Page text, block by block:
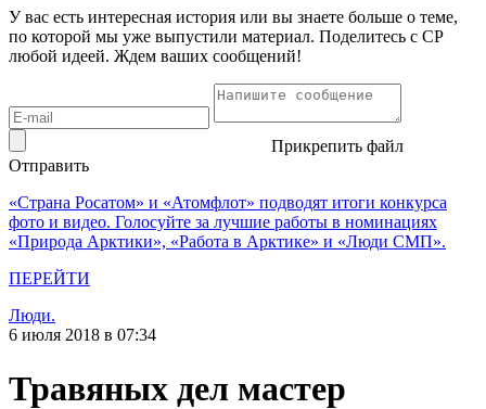
У вас есть интересная история или вы знаете больше о теме,
по которой мы уже выпустили материал. Поделитесь с СР
любой идеей. Ждем ваших сообщений!
Прикрепить файл
Отправить
«Страна Росатом» и «Атомфлот» подводят итоги конкурса
фото и видео. Голосуйте за лучшие работы в номинациях
«Природа Арктики», «Работа в Арктике» и «Люди СМП».
ПЕРЕЙТИ
Люди.
6 июля 2018 в 07:34
Травяных дел мастер